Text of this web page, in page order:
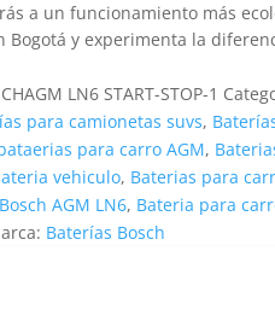
a un funcionamiento más
Bogotá y experimenta la
LN6 START-STOP-1
para camionetas suvs,
para carro AGM,
vehiculo, Baterias para
AGM LN6, Bateria para
Baterías Bosch